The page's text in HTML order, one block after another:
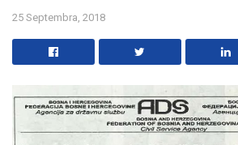
25 Septembra, 2018